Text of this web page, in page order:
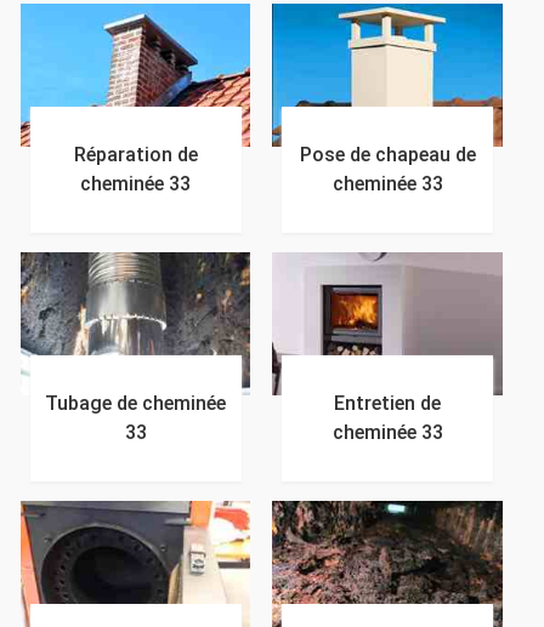
Réparation de
cheminée 33
Pose de chapeau de
cheminée 33
Tubage de cheminée
33
Entretien de
cheminée 33